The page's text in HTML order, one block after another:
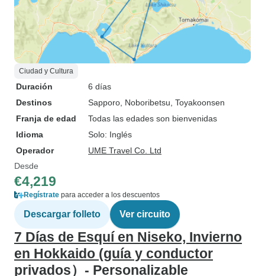
Ciudad y Cultura
Duración
6 días
Destinos
Sapporo , Noboribetsu , Toyakoonsen
Franja de edad
Todas las edades son bienvenidas
Idioma
Solo: Inglés
Operador
UME Travel Co. Ltd
Desde
€4,219
Regístrate para acceder a los descuentos
Descargar folleto Ver circuito
7 Días de Esquí en Niseko, Invierno
en Hokkaido (guía y conductor
privados）- Personalizable